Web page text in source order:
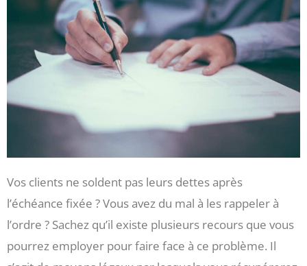
Vos clients ne soldent pas leurs dettes après
l’échéance fixée ? Vous avez du mal à les rappeler à
l’ordre ? Sachez qu’il existe plusieurs recours que vous
pourrez employer pour faire face à ce problème. Il